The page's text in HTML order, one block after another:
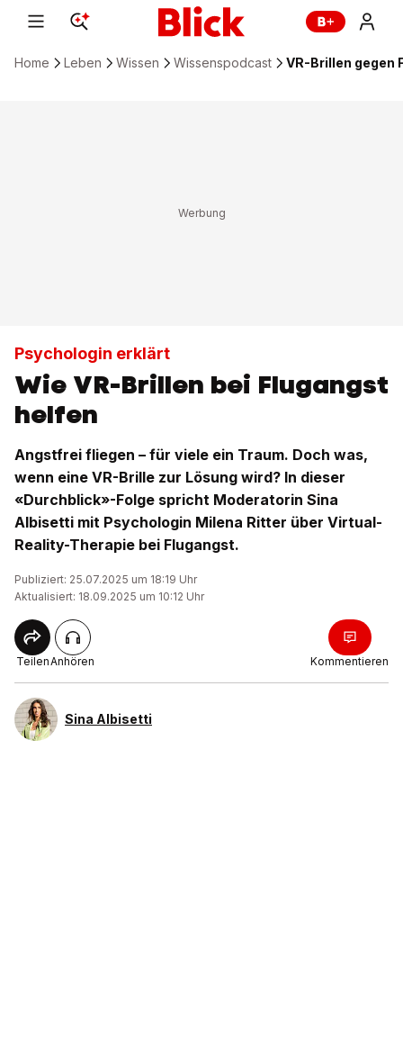
Home Leben Wissen Wissenspodcast VR-Brillen gegen
Psychologin erklärt
Wie VR-Brillen bei Flugangst
helfen
Angstfrei fliegen – für viele ein Traum. Doch was,
wenn eine VR-Brille zur Lösung wird? In dieser
«Durchblick»-Folge spricht Moderatorin Sina
Albisetti mit Psychologin Milena Ritter über Virtual-
Reality-Therapie bei Flugangst.
Publiziert: 25.07.2025 um 18:19 Uhr
Aktualisiert: 18.09.2025 um 10:12 Uhr
TeilenAnhören Kommentieren
Sina Albisetti